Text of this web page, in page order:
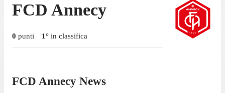
FCD Annecy
0 punti 1° in classifica
FCD Annecy News